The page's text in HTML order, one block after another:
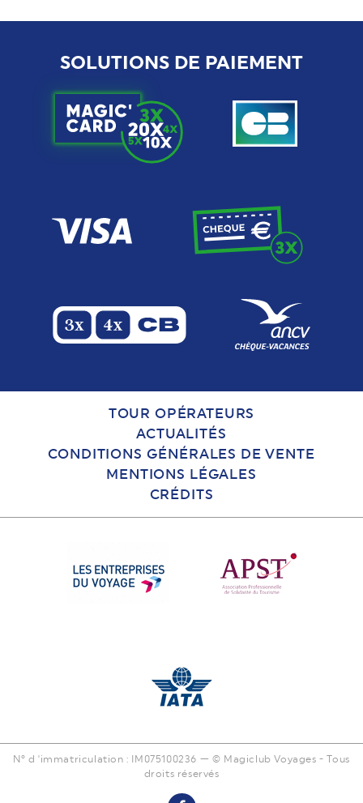
SOLUTIONS DE PAIEMENT
TOUR OPÉRATEURS
ACTUALITÉS
CONDITIONS GÉNÉRALES DE VENTE
MENTIONS LÉGALES
CRÉDITS
N° d 'immatriculation : IM075100236 — © Magiclub Voyages - Tous
droits réservés